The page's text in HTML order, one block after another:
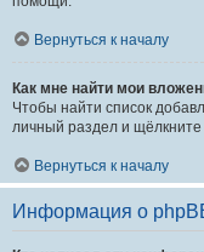
Вернуться к началу
Как мне найти мои
Чтобы найти список
личный раздел и
Вернуться к началу
Информация о